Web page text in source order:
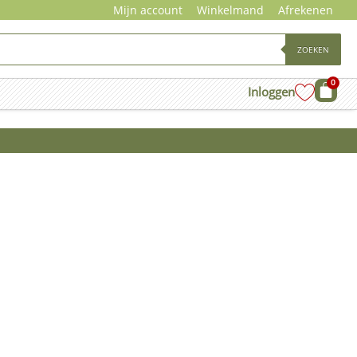
Mijn account Winkelmand Afrekenen
ZOEKEN
Inloggen
0